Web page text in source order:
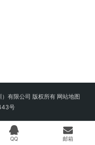
有限公司 版权所有 网站地图
号
QQ 邮箱